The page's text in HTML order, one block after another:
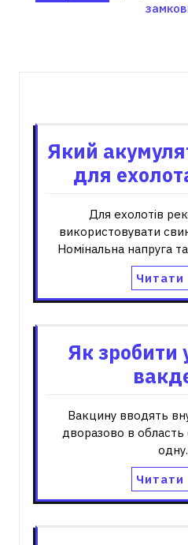
Який
для
Для ехолотів
використовувати
Номінальна напруга
Читати
Як зробити
Вакцину вводять
дворазово в область
Читати